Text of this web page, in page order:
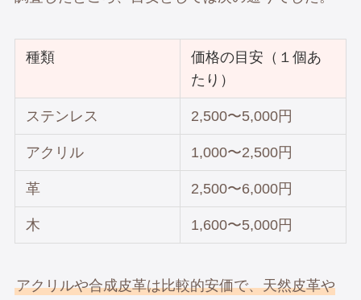
種類
価格の目安（１個あ
たり）
ステンレス 2,500〜5,000円
アクリル 1,000〜2,500円
革 2,500〜6,000円
木 1,600〜5,000円
アクリルや合成皮革は比較的安価で、天然皮革や